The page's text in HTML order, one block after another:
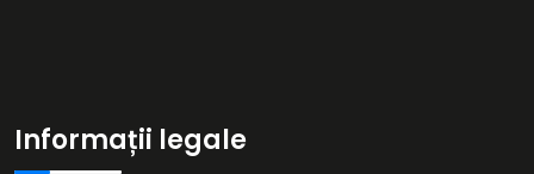
Informații legale